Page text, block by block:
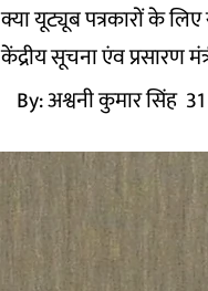
क्या यूट्यूब पत्रकारों के
केंद्रीय सूचना एंव प्रसारण
By:अश्वनी कुमार सिंह